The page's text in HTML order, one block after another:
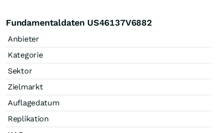
Fundamentaldaten US46137V6882
Anbieter
Kategorie
Sektor
Zielmarkt
Auflagedatum
Replikation